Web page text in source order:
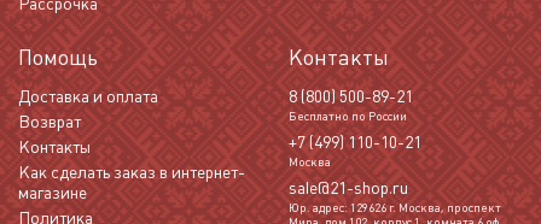
Помощь
Доставка и оплата
Возврат
Контакты
Как сделать заказ в интернет-
магазине
Политика
Контакты
8 (800) 500-89-21
Бесплатно по России
+7 (499) 110-10-21
Москва
sale@21-shop.ru
Юр. адрес: 129626 г. Москва, проспект